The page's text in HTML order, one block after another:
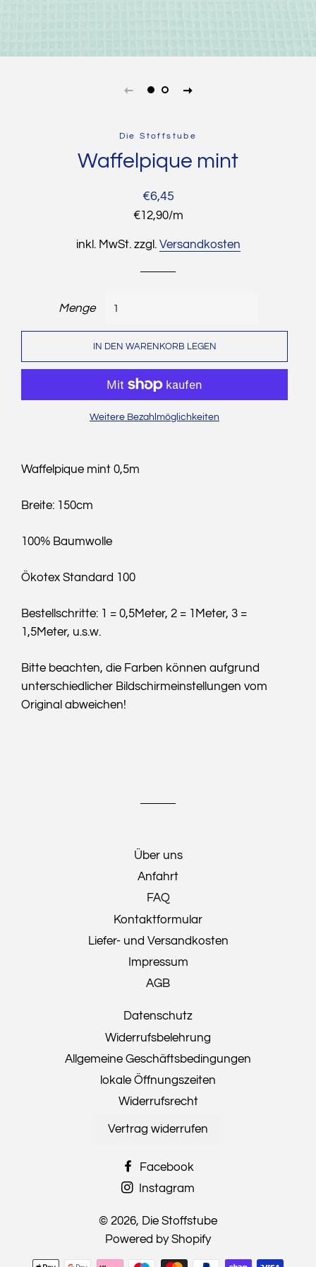
Die Stoffstube
Waffelpique mint
Normaler
Preis
Sonderpreis
€6,45
Stückpreis
€12,90/pro
m
inkl. MwSt. zzgl. Versandkosten
Menge
IN DEN WARENKORB LEGEN
Weitere Bezahlmöglichkeiten
Waffelpique mint 0,5m
Breite: 150cm
100% Baumwolle
Ökotex Standard 100
Bestellschritte: 1 = 0,5Meter, 2 = 1Meter, 3 =
1,5Meter, u.s.w.
Bitte beachten, die Farben können aufgrund
unterschiedlicher Bildschirmeinstellungen vom
Original abweichen!
Über uns
Anfahrt
FAQ
Kontaktformular
Liefer- und Versandkosten
Impressum
AGB
Datenschutz
Widerrufsbelehrung
Allgemeine Geschäftsbedingungen
lokale Öffnungszeiten
Widerrufsrecht
Vertrag widerrufen
Facebook
Instagram
© 2026, Die Stoffstube
Powered by Shopify